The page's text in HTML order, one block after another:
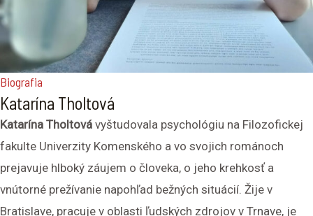
Biografia
Katarína Tholtová
Katarína Tholtová vyštudovala psychológiu na Filozofickej
fakulte Univerzity Komenského a vo svojich románoch
prejavuje hlboký záujem o človeka, o jeho krehkosť a
vnútorné prežívanie napohľad bežných situácií. Žije v
Bratislave, pracuje v oblasti ľudských zdrojov v Trnave, je